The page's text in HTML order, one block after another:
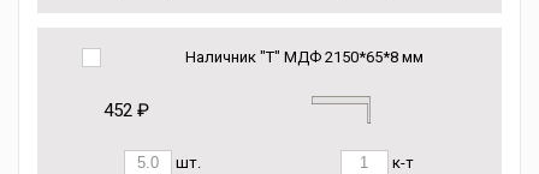
Наличник "Т" МДФ 2150*65*8 мм
452 ₽
шт. к-т